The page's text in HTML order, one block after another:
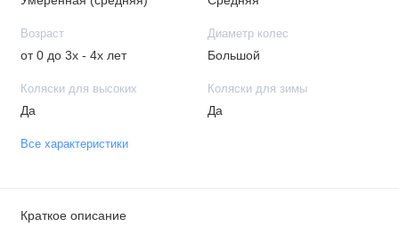
Возраст
от 0 до 3х - 4х лет
Диаметр колес
Большой
Коляски для высоких
Да
Коляски для зимы
Да
Все характеристики
Краткое описание